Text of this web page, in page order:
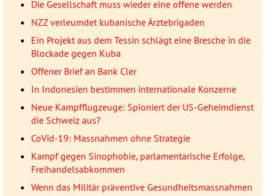
Die Gesellschaft muss wieder eine offene werden
NZZ verleumdet kubanische Ärztebrigaden
Ein Projekt aus dem Tessin schlägt eine Bresche in die
Blockade gegen Kuba
Offener Brief an Bank Cler
In Indonesien bestimmen internationale Konzerne
Neue Kampfflugzeuge: Spioniert der US-Geheimdienst
die Schweiz aus?
CoVid-19: Massnahmen ohne Strategie
Kampf gegen Sinophobie, parlamentarische Erfolge,
Freihandelsabkommen
Wenn das Militär präventive Gesundheitsmassnahmen